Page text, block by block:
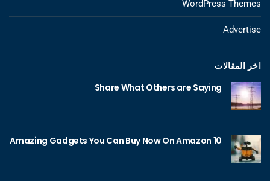
WordPress Themes
Advertise
اخر المقالات
Share What Others are Saying
10 Amazing Gadgets You Can Buy Now On Amazon